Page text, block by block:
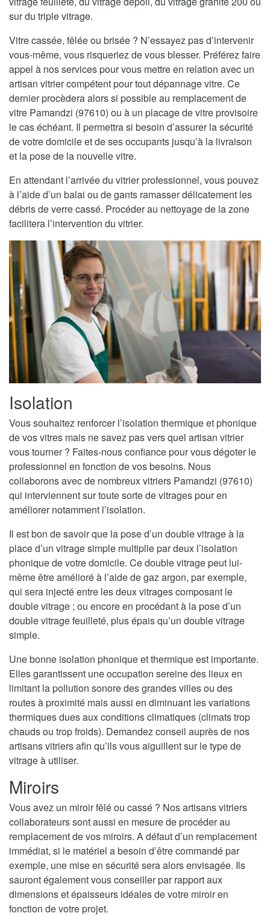
sur du triple vitrage.
Vitre cassée, fêlée ou brisée ? N’essayez pas d’intervenir
vous-même, vous risqueriez de vous blesser. Préférez faire
appel à nos services pour vous mettre en relation avec un
artisan vitrier compétent pour tout dépannage vitre. Ce
dernier procèdera alors si possible au remplacement de
vitre Pamandzi (97610) ou à un placage de vitre provisoire
le cas échéant. Il permettra si besoin d’assurer la sécurité
de votre domicile et de ses occupants jusqu’à la livraison
et la pose de la nouvelle vitre.
En attendant l’arrivée du vitrier professionnel, vous pouvez
à l’aide d’un balai ou de gants ramasser délicatement les
débris de verre cassé. Procéder au nettoyage de la zone
facilitera l’intervention du vitrier.
Isolation
Vous souhaitez renforcer l’isolation thermique et phonique
de vos vitres mais ne savez pas vers quel artisan vitrier
vous tourner ? Faites-nous confiance pour vous dégoter le
professionnel en fonction de vos besoins. Nous
collaborons avec de nombreux vitriers Pamandzi (97610)
qui interviennent sur toute sorte de vitrages pour en
améliorer notamment l’isolation.
Il est bon de savoir que la pose d’un double vitrage à la
place d’un vitrage simple multiplie par deux l’isolation
phonique de votre domicile. Ce double vitrage peut lui-
même être amélioré à l’aide de gaz argon, par exemple,
qui sera injecté entre les deux vitrages composant le
double vitrage ; ou encore en procédant à la pose d’un
double vitrage feuilleté, plus épais qu’un double vitrage
simple.
Une bonne isolation phonique et thermique est importante.
Elles garantissent une occupation sereine des lieux en
limitant la pollution sonore des grandes villes ou des
routes à proximité mais aussi en diminuant les variations
thermiques dues aux conditions climatiques (climats trop
chauds ou trop froids). Demandez conseil auprès de nos
artisans vitriers afin qu’ils vous aiguillent sur le type de
vitrage à utiliser.
Miroirs
Vous avez un miroir fêlé ou cassé ? Nos artisans vitriers
collaborateurs sont aussi en mesure de procéder au
remplacement de vos miroirs. A défaut d’un remplacement
immédiat, si le matériel a besoin d’être commandé par
exemple, une mise en sécurité sera alors envisagée. Ils
sauront également vous conseiller par rapport aux
dimensions et épaisseurs idéales de votre miroir en
fonction de votre projet.